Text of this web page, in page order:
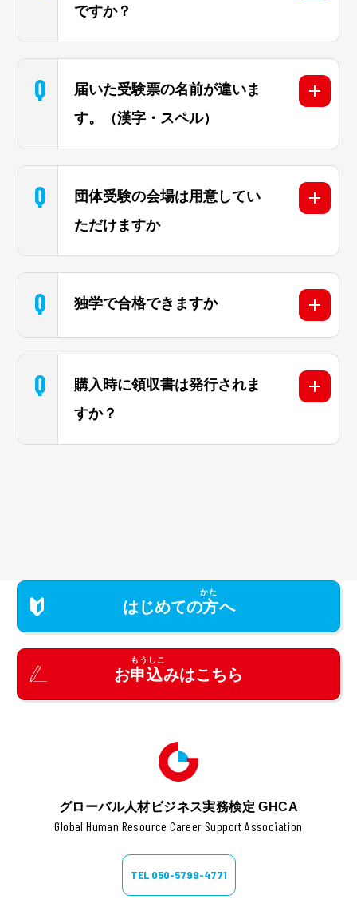
ですか？
Q
届いた受験票の名前が違いま
す。（漢字・スペル）
Q
団体受験の会場は用意してい
ただけますか
Q 独学で合格できますか
Q
購入時に領収書は発行されま
すか？
はじめての方へ
お申込みはこちら
グローバル人材ビジネス実務検定 GHCA
Global Human Resource Career Support Association
TEL 050-5799-4771